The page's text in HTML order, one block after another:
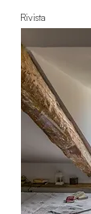
Rivista